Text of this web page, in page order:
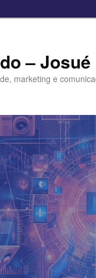
–
marketing e